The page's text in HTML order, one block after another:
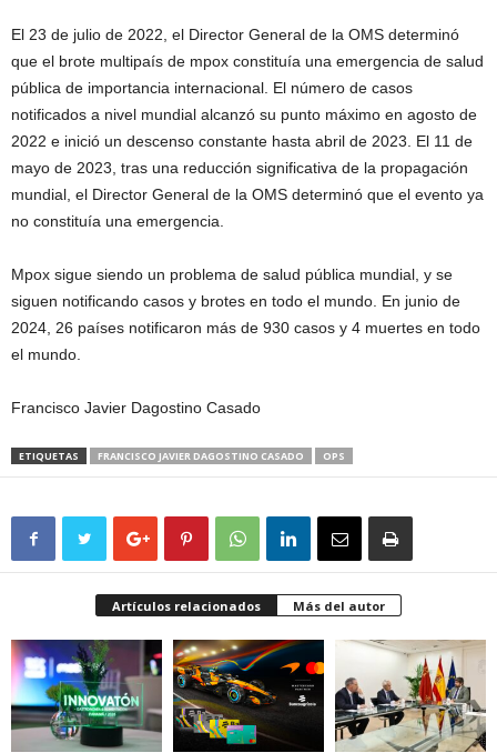
El 23 de julio de 2022, el Director General de la OMS determinó
que el brote multipaís de mpox constituía una emergencia de salud
pública de importancia internacional. El número de casos
notificados a nivel mundial alcanzó su punto máximo en agosto de
2022 e inició un descenso constante hasta abril de 2023. El 11 de
mayo de 2023, tras una reducción significativa de la propagación
mundial, el Director General de la OMS determinó que el evento ya
no constituía una emergencia.
Mpox sigue siendo un problema de salud pública mundial, y se
siguen notificando casos y brotes en todo el mundo. En junio de
2024, 26 países notificaron más de 930 casos y 4 muertes en todo
el mundo.
Francisco Javier Dagostino Casado
ETIQUETAS FRANCISCO JAVIER DAGOSTINO CASADO OPS
Artículos relacionados Más del autor